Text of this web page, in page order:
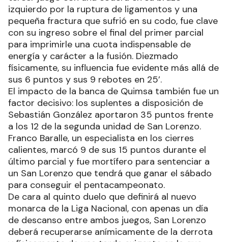
izquierdo por la ruptura de ligamentos y una
pequeña fractura que sufrió en su codo, fue clave
con su ingreso sobre el final del primer parcial
para imprimirle una cuota indispensable de
energía y carácter a la fusión. Diezmado
físicamente, su influencia fue evidente más allá de
sus 6 puntos y sus 9 rebotes en 25’.
El impacto de la banca de Quimsa también fue un
factor decisivo: los suplentes a disposición de
Sebastián González aportaron 35 puntos frente
a los 12 de la segunda unidad de San Lorenzo.
Franco Baralle, un especialista en los cierres
calientes, marcó 9 de sus 15 puntos durante el
último parcial y fue mortífero para sentenciar a
un San Lorenzo que tendrá que ganar el sábado
para conseguir el pentacampeonato.
De cara al quinto duelo que definirá al nuevo
monarca de la Liga Nacional, con apenas un día
de descanso entre ambos juegos, San Lorenzo
deberá recuperarse anímicamente de la derrota